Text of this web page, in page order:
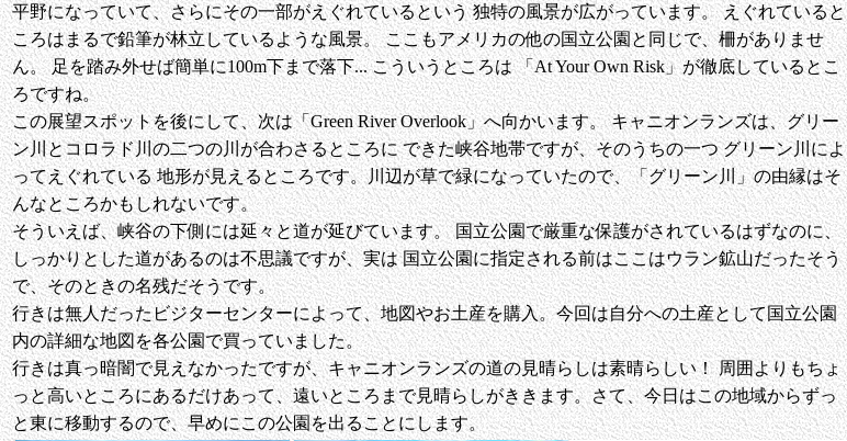
平野になっていて、さらにその一部がえぐれているという 独特の風景が広がっています。 えぐれていると
ころはまるで鉛筆が林立しているような風景。 ここもアメリカの他の国立公園と同じで、柵がありませ
ん。 足を踏み外せば簡単に100m下まで落下... こういうところは 「At Your Own Risk」が徹底しているとこ
ろですね。
この展望スポットを後にして、次は「Green River Overlook」へ向かいます。 キャニオンランズは、グリー
ン川とコロラド川の二つの川が合わさるところに できた峡谷地帯ですが、そのうちの一つ グリーン川によ
ってえぐれている 地形が見えるところです。川辺が草で緑になっていたので、「グリーン川」の由縁はそ
んなところかもしれないです。
そういえば、峡谷の下側には延々と道が延びています。 国立公園で厳重な保護がされているはずなのに、
しっかりとした道があるのは不思議ですが、実は 国立公園に指定される前はここはウラン鉱山だったそう
で、そのときの名残だそうです。
行きは無人だったビジターセンターによって、地図やお土産を購入。今回は自分への土産として国立公園
内の詳細な地図を各公園で買っていました。
行きは真っ暗闇で見えなかったですが、キャニオンランズの道の見晴らしは素晴らしい！ 周囲よりもちょ
っと高いところにあるだけあって、遠いところまで見晴らしがききます。さて、今日はこの地域からずっ
と東に移動するので、早めにこの公園を出ることにします。